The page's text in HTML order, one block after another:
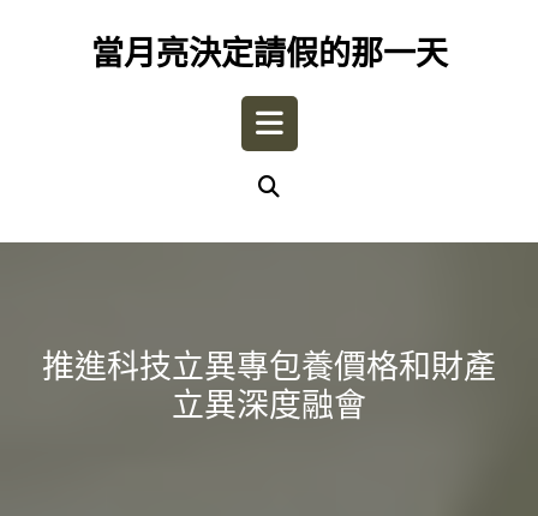
當月亮決定請假的那一天
Open
推進科技立異專包養價格和財產
立異深度融會